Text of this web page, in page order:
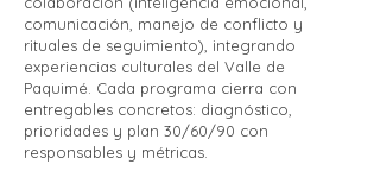
comunicación, manejo de conflicto y
rituales de seguimiento), integrando
experiencias culturales del Valle de
Paquimé. Cada programa cierra con
entregables concretos: diagnóstico,
prioridades y plan 30/60/90 con
responsables y métricas.